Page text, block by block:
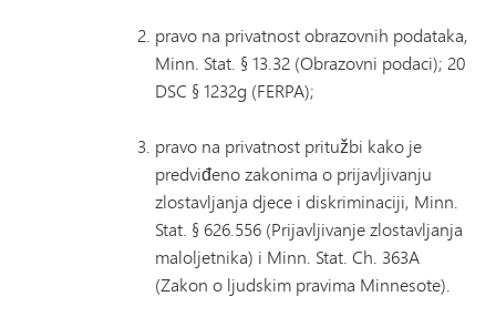
pravo na privatnost obrazovnih podataka,
Minn. Stat. § 13.32 (Obrazovni podaci); 20
DSC § 1232g (FERPA);
pravo na privatnost pritužbi kako je
predviđeno zakonima o prijavljivanju
zlostavljanja djece i diskriminaciji, Minn.
Stat. § 626.556 (Prijavljivanje zlostavljanja
maloljetnika) i Minn. Stat. Ch. 363A
(Zakon o ljudskim pravima Minnesote).